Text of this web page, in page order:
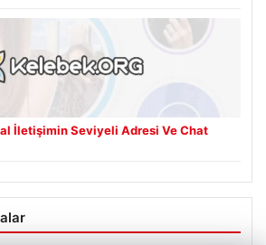
İletişimin Seviyeli Adresi Ve Chat